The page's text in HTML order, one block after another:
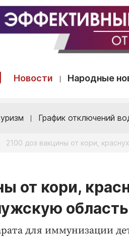
Новости Народные
График отключений
2100 доз вакцины от кори,
от кори,
область
для иммунизации